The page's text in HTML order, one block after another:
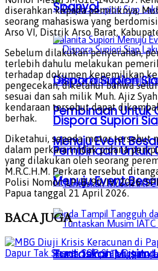
Dispora Supiori
Pembinaan Untuk
Menuju Event
Tuntaskan Musim
Spanyol
Dispora Supiori
Pembinaan Untuk
Menuju Event
diserahkan kepada pemiliknya,
seorang mahasiswa yang
Arso VI, Distrik Arso Barat,
Sebelum dilakukan penyerahan,
terlebih dahulu melakukan
terhadap dokumen kepemilikan
pengecekan, diketahui bahwa
sesuai dan sah milik Muh. Ajiz
kendaraan tersebut dapat
berhak.
Diketahui, sepeda motor tersebut
dalam perkara tindak pidana
yang dilakukan oleh seorang
M.R.C.H.M. Perkara tersebut
Polisi Nomor: LP/B/90/IV/2026/
Papua tanggal 21 April 2026.
BACAJUGA